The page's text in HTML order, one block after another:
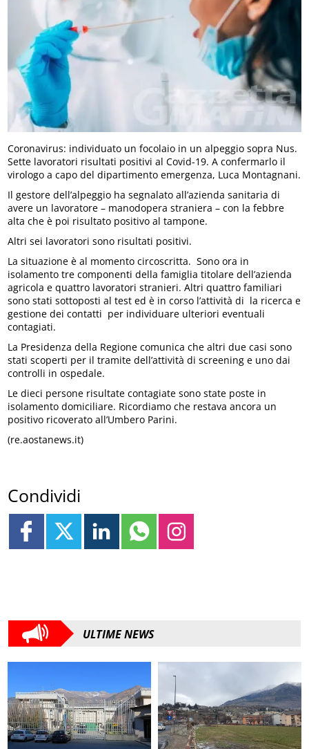
Coronavirus: individuato un focolaio in un alpeggio sopra Nus.
Sette lavoratori risultati positivi al Covid-19. A confermarlo il
virologo a capo del dipartimento emergenza, Luca Montagnani.
Il gestore dell’alpeggio ha segnalato all’azienda sanitaria di
avere un lavoratore – manodopera straniera – con la febbre
alta che è poi risultato positivo al tampone.
Altri sei lavoratori sono risultati positivi.
La situazione è al momento circoscritta. Sono ora in
isolamento tre componenti della famiglia titolare dell’azienda
agricola e quattro lavoratori stranieri. Altri quattro familiari
sono stati sottoposti al test ed è in corso l’attività di la ricerca e
gestione dei contatti per individuare ulteriori eventuali
contagiati.
La Presidenza della Regione comunica che altri due casi sono
stati scoperti per il tramite dell’attività di screening e uno dai
controlli in ospedale.
Le dieci persone risultate contagiate sono state poste in
isolamento domiciliare. Ricordiamo che restava ancora un
positivo ricoverato all’Umbero Parini.
(re.aostanews.it)
Condividi
ULTIME NEWS